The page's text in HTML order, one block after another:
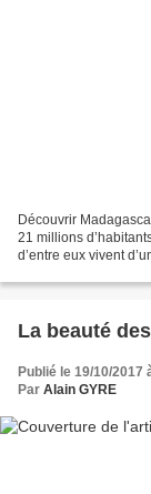
Découvrir
21 millions
d’entre eux vivent
La beauté
Publié le 19/10/2017
Par Alain GYRE